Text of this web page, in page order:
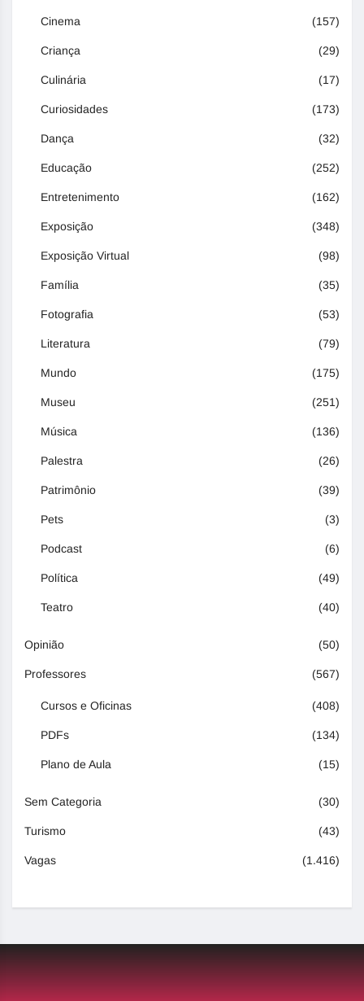
Cinema (157)
Criança (29)
Culinária (17)
Curiosidades (173)
Dança (32)
Educação (252)
Entretenimento (162)
Exposição (348)
Exposição Virtual (98)
Família (35)
Fotografia (53)
Literatura (79)
Mundo (175)
Museu (251)
Música (136)
Palestra (26)
Patrimônio (39)
Pets (3)
Podcast (6)
Política (49)
Teatro (40)
Opinião (50)
Professores (567)
Cursos e Oficinas (408)
PDFs (134)
Plano de Aula (15)
Sem Categoria (30)
Turismo (43)
Vagas (1.416)